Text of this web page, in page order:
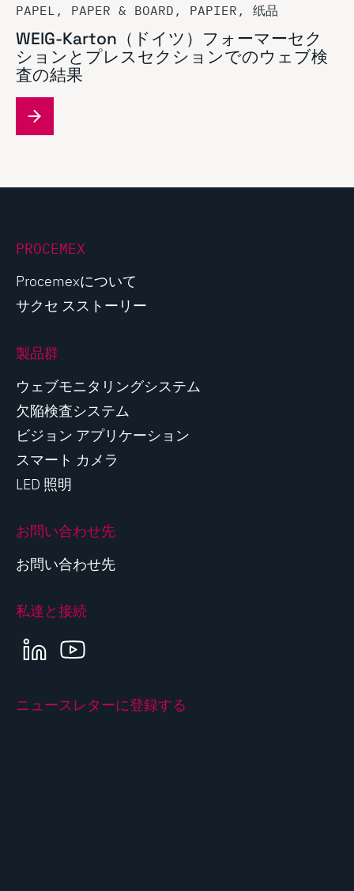
PAPEL, PAPER & BOARD, PAPIER, 纸品
WEIG-Karton（ドイツ）フォーマーセク
ションとプレスセクションでのウェブ検
査の結果
PROCEMEX
Procemexについて
サクセ スストーリー
製品群
ウェブモニタリングシステム
欠陥検査システム
ビジョン アプリケーション
スマート カメラ
LED 照明
お問い合わせ先
お問い合わせ先
私達と接続
LINKEDINYOUTUBE
ニュースレターに登録する